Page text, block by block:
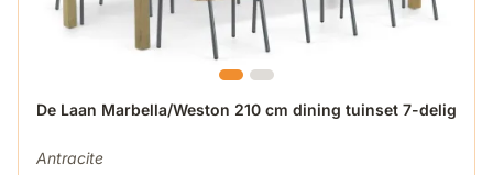
De Laan Marbella/Weston 210 cm dining tuinset 7-delig
Antracite
De prijs is afhankelijk van de gekozen opties op de